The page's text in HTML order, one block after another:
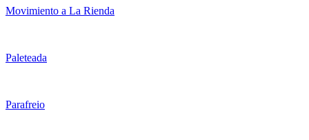
Movimiento a La Rienda
Paleteada
Parafreio